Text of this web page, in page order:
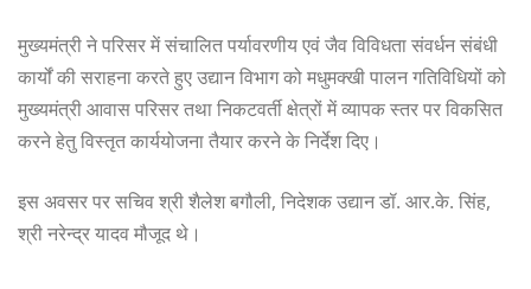
मुख्यमंत्री ने परिसर में संचालित पर्यावरणीय एवं जैव विविधता संवर्धन संबंधी
कार्यों की सराहना करते हुए उद्यान विभाग को मधुमक्खी पालन गतिविधियों को
मुख्यमंत्री आवास परिसर तथा निकटवर्ती क्षेत्रों में व्यापक स्तर पर विकसित
करने हेतु विस्तृत कार्ययोजना तैयार करने के निर्देश दिए।
इस अवसर पर सचिव श्री शैलेश बगौली, निदेशक उद्यान डॉ. आर.के. सिंह,
श्री नरेन्द्र यादव मौजूद थे।